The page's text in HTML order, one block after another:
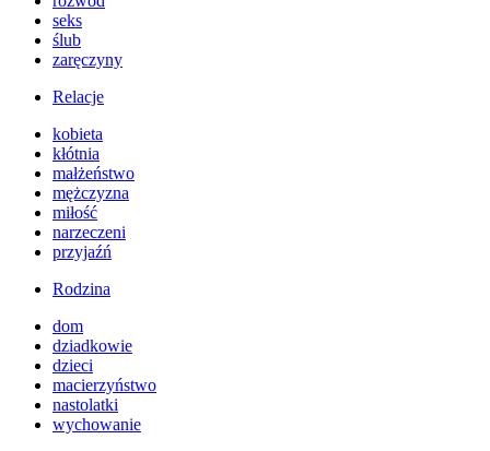
seks
ślub
zaręczyny
Relacje
kobieta
kłótnia
małżeństwo
mężczyzna
miłość
narzeczeni
przyjaźń
Rodzina
dom
dziadkowie
dzieci
macierzyństwo
nastolatki
wychowanie